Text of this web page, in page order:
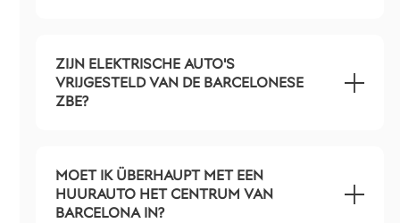
ZIJN ELEKTRISCHE AUTO'S
VRIJGESTELD VAN DE BARCELONESE
ZBE?
MOET IK ÜBERHAUPT MET EEN
HUURAUTO HET CENTRUM VAN
BARCELONA IN?